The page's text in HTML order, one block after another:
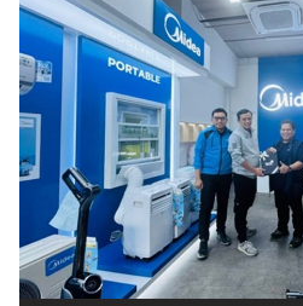
Partner
Insight
NTB
Suara
Time
Lens
IDN
Daily
Jogja
Jalan
Rakyat
Idealita
News
Kita
Notice
Dinamikapost.com
Radar
Baru
Seedbacklink
Follow
Kabarbaru